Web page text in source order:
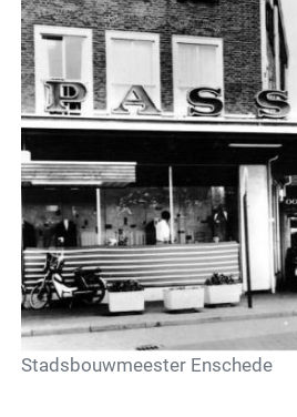
Stadsbouwmeester Enschede